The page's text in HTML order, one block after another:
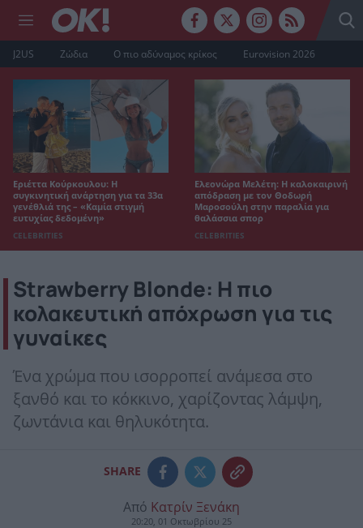
J2US Ζώδια Ο πιο αδύναμος κρίκος Eurovision 2026
Εριέττα Κούρκουλου: Η
συγκινητική ανάρτηση για τα 33α
γενέθλιά της – «Καμία στιγμή
ευτυχίας δεδομένη»
CELEBRITIES
Ελεονώρα Μελέτη: Η καλοκαιρινή
απόδραση με τον Θοδωρή
Μαροσούλη στην παραλία για
θαλάσσια σπορ
CELEBRITIES
Strawberry Blonde: Η πιο
κολακευτική απόχρωση για τις
γυναίκες
Ένα χρώμα που ισορροπεί ανάμεσα στο
ξανθό και το κόκκινο, χαρίζοντας λάμψη,
ζωντάνια και θηλυκότητα.
SHARE
Από Κατρίν Ξενάκη
20:20, 01 Οκτωβρίου 25